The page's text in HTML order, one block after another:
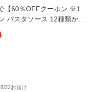
【60％OFFクーポン ※1
パスタソース 12種類から
セット (16セット 麺あり)
手作り 送料無料 冷
寄せ ギフト プレゼント
22お届け